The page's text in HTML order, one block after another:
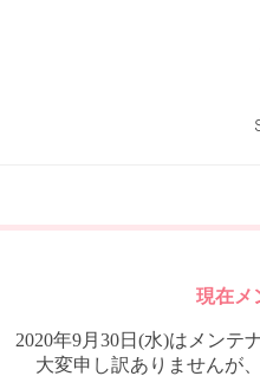
現在メ
2020年9月30日(水)はメンテ
大変申し訳ありませんが